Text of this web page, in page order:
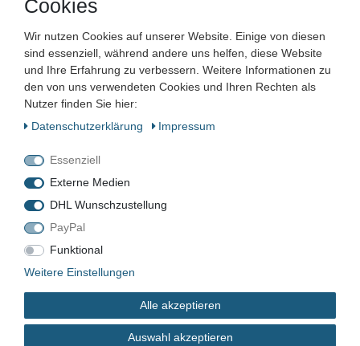
Artikelnummer:
Zustand:
Barcode:
EQU-530
220,00 EUR
Inhalt1Stück
Cookies
Wir nutzen Cookies auf unserer Website. Einige von diesen
sind essenziell, während andere uns helfen, diese Website
und Ihre Erfahrung zu verbessern. Weitere Informationen zu
den von uns verwendeten Cookies und Ihren Rechten als
Nutzer finden Sie hier:
Daten­schutz­erklärung
Impressum
Essenziell
Externe Medien
DHL Wunschzustellung
PayPal
Funktional
Weitere Einstellungen
Alle akzeptieren
Auswahl akzeptieren